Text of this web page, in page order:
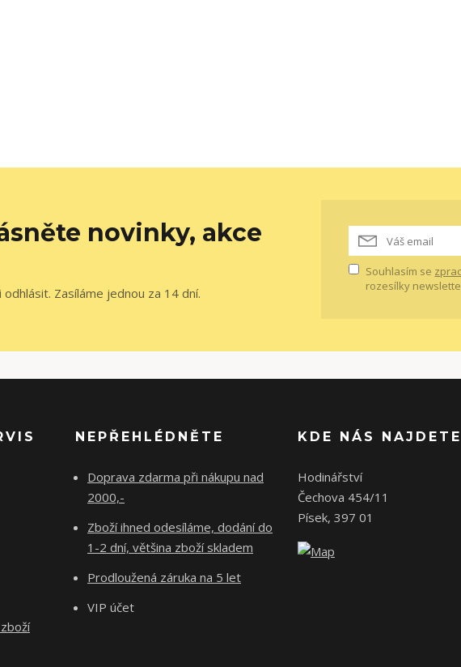
novinky, akce
Zasíláme jednou za 14 dní.
Souhlasím se
rozesílky
NEPŘEHLÉDNĚTE
Doprava zdarma při nákupu nad
2000,-
Zboží ihned odesíláme, dodání do
1-2 dní, většina zboží skladem
Prodloužená záruka na 5 let
VIP účet
KDE NÁS NAJDETE
Hodinářství
Čechova 454/11
Písek, 397 01